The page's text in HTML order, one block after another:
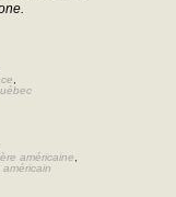
américaine